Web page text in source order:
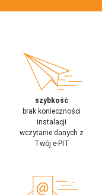
szybkość
brak konieczności
instalacji
wczytanie danych z
Twój e-PIT